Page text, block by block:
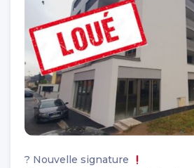
? Nouvelle signature